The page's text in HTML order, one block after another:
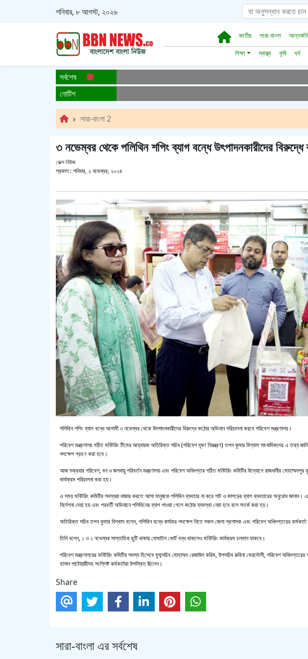
শনিবার, ৮ আগস্ট, ২০২৬
জাতীয় সারা-বাংলা
শিক্ষা
স্বাস্থ্য কৃষি ধর্ম
সর্বশেষ
নোটিশ
সারা-বাংলা 2
৩ নভেম্বর থেকে পলিথিন শপিং ব্যাগ বন্ধে উৎপাদনকারীদের
ডেক্স নিউজ
প্রকাশ :শনিবার, ২ নভেম্বর, ২০২৪
পলিথিন শপিং ব্যাগ বন্ধে আগামী ৩ নভেম্বর থেকে উৎপাদনকারীদের বিরুদ্ধে কঠোর অভিযান পরিচালনা করবে পরিবেশ মন্ত্রণালয়।
পরিবেশ মন্ত্রণালয় গঠিত মনিটরিং টিমের আহ্বায়ক অতিরিক্ত সচিব (পরিবেশ দূষণ নিয়ন্ত্রণ) তপন কুমার বিশ্বাস সাংবাদিকদের এ তথ্য
পদক্ষেপ গ্রহণ করা হবে।
আজ শুক্রবার পরিবেশ, বন ও জলবায়ু পরিবর্তন মন্ত্রণালয় এবং পরিবেশ অধিদপ্তর গঠিত মনিটরিং কমিটির উদ্যোগে রাজধানীর মোহাম্মদপুর
কার্যক্রম পরিচালনা করা হয়।
এ সময় মনিটরিং কমিটির সদস্যরা বাজার করতে আসা মানুষকে পলিথিন ব্যবহার না করে পাট ও কাপড়ের ব্যাগ ব্যবহারের অনুরোধ জানান।
নির্দেশনা দেয়া হয় এবং পরবর্তী অভিযানে পলিথিনের ব্যাগ পাওয়া গেলে কঠোর ব্যবস্থা নেয়া হবে বলে সতর্ক করা হয়।
অতিরিক্ত সচিব তপন কুমার বিশ্বাস বলেন, পলিথিন বন্ধে কার্যকর পদক্ষেপ নিতে সকল জেলা প্রশাসক এবং পরিবেশ অধিদপ্তরের কর্মকর্তা
তিনি বলেন, ১ ও ২ নভেম্বর সাপ্তাহিক ছুটি থাকায় মোবাইল কোর্ট বন্ধ থাকলেও মনিটরিং কার্যক্রম চলমান থাকবে।
পরিবেশ মন্ত্রণালয়ের মনিটরিং কমিটির সদস্য হিসেবে যুগ্মসচিব মোহাম্মদ রেজাউল করিম, উপসচিব রুবিনা ফেরদৌসী, পরিবেশ অধিদপ্তরের
হাসান পাটোয়ারীসহ সংশ্লিষ্ট কর্মকর্তারা উপস্থিত ছিলেন।
Share
সারা-বাংলা এর সর্বশেষ